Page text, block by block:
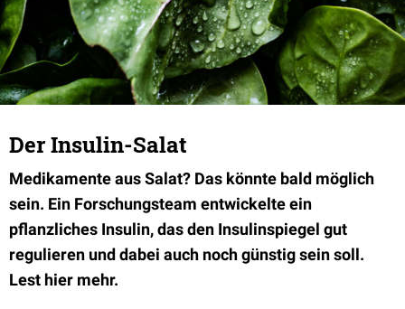
Der Insulin-Salat
Medikamente aus Salat? Das könnte bald möglich
sein. Ein Forschungsteam entwickelte ein
pflanzliches Insulin, das den Insulinspiegel gut
regulieren und dabei auch noch günstig sein soll.
Lest hier mehr.